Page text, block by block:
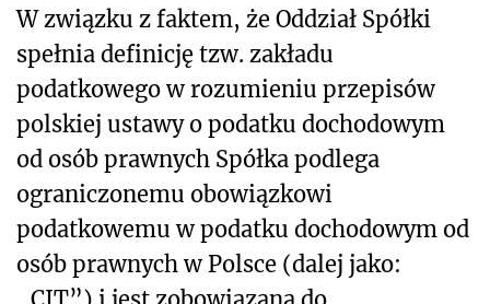
W związku z faktem, że Oddział Spółki
spełnia definicję tzw. zakładu
podatkowego w rozumieniu przepisów
polskiej ustawy o podatku dochodowym
od osób prawnych Spółka podlega
ograniczonemu obowiązkowi
podatkowemu w podatku dochodowym od
osób prawnych w Polsce (dalej jako: